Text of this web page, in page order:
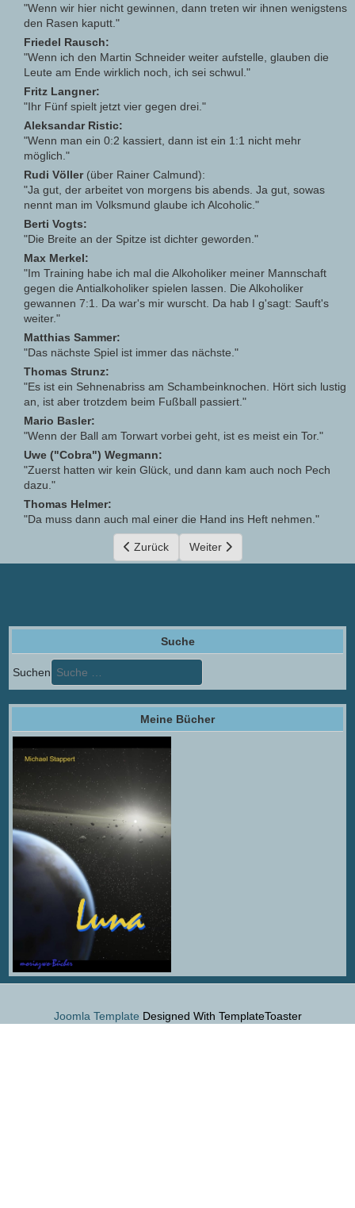
"Wenn wir hier nicht gewinnen, dann treten wir ihnen wenigstens
den Rasen kaputt."
Friedel Rausch:
"Wenn ich den Martin Schneider weiter aufstelle, glauben die
Leute am Ende wirklich noch, ich sei schwul."
Fritz Langner:
"Ihr Fünf spielt jetzt vier gegen drei."
Aleksandar Ristic:
"Wenn man ein 0:2 kassiert, dann ist ein 1:1 nicht mehr
möglich."
Rudi Völler(über Rainer Calmund):
"Ja gut, der arbeitet von morgens bis abends. Ja gut, sowas
nennt man im Volksmund glaube ich Alcoholic."
Berti Vogts:
"Die Breite an der Spitze ist dichter geworden."
Max Merkel:
"Im Training habe ich mal die Alkoholiker meiner Mannschaft
gegen die Antialkoholiker spielen lassen. Die Alkoholiker
gewannen 7:1. Da war's mir wurscht. Da hab I g'sagt: Sauft's
weiter."
Matthias Sammer:
"Das nächste Spiel ist immer das nächste."
Thomas Strunz:
"Es ist ein Sehnenabriss am Schambeinknochen. Hört sich lustig
an, ist aber trotzdem beim Fußball passiert."
Mario Basler:
"Wenn der Ball am Torwart vorbei geht, ist es meist ein Tor."
Uwe ("Cobra") Wegmann:
"Zuerst hatten wir kein Glück, und dann kam auch noch Pech
dazu."
Thomas Helmer:
"Da muss dann auch mal einer die Hand ins Heft nehmen."
Vorheriger Beitrag: Logisch, oder?
Zurück Nächster Beitrag: Planeten
Weiter
Suche
Suchen
Meine Bücher
Joomla Template Designed With TemplateToaster